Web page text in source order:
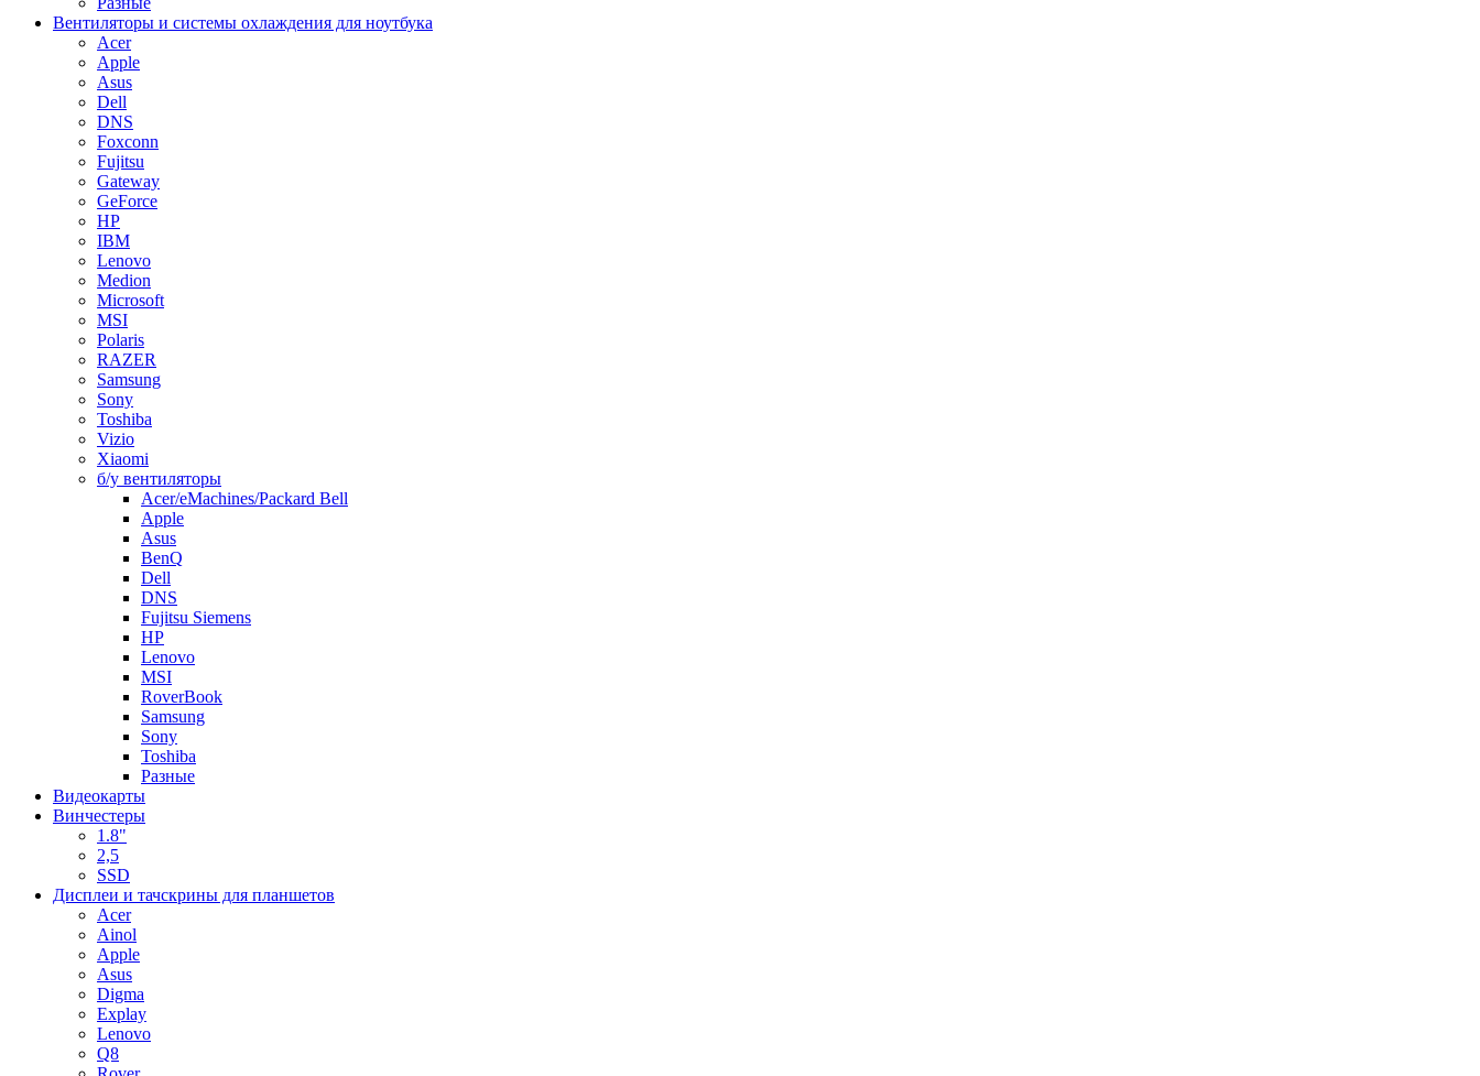
Вентиляторы и системы охлаждения для ноутбука
Acer
Apple
Asus
Dell
DNS
Foxconn
Fujitsu
Gateway
GeForce
HP
IBM
Lenovo
Medion
Microsoft
MSI
Polaris
RAZER
Samsung
Sony
Toshiba
Vizio
Xiaomi
б/у вентиляторы
Acer/eMachines/Packard Bell
Apple
Asus
BenQ
Dell
DNS
Fujitsu Siemens
HP
Lenovo
MSI
RoverBook
Samsung
Sony
Toshiba
Разные
Видеокарты
Винчестеры
1.8"
2,5
SSD
Дисплеи и тачскрины для планшетов
Acer
Ainol
Apple
Asus
Digma
Explay
Lenovo
Q8